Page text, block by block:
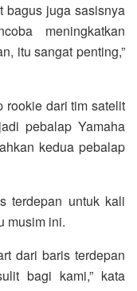
bagus juga sasisnya
meningkatkan
itu sangat penting,”
rookie dari tim satelit
pebalap Yamaha
kedua pebalap
terdepan untuk kali
musim ini.
dari baris terdepan
bagi kami,” kata